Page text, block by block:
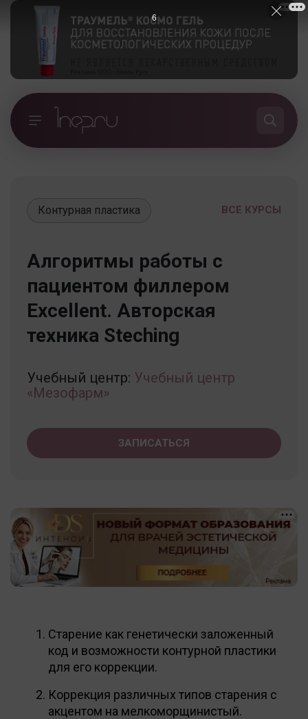
ВСЕ КУРСЫ
Контурная пластика
Алгоритмы работы с
пациентом филлером
Excellent. Авторская
техника Steching
Учебный центр: Учебный центр
«Мезофарм»
ЗАПИСАТЬСЯ
Старение как генетически заложенный
код и возможности контурной пластики
для его коррекции.
Коррекция различных типов старения с
акцентом на мелкоморщинистый.
5